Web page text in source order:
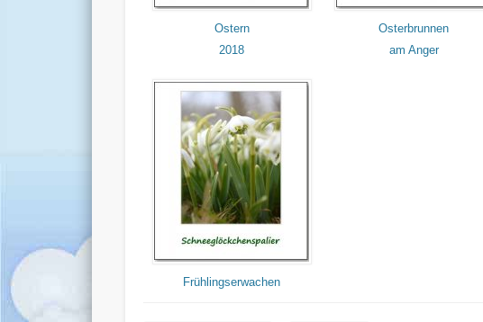
Ostern
2018
Osterbrunnen
am Anger
Frühlingserwachen